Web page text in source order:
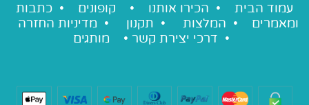
עמוד הבית • הכירו אותנו • קופונים • כתבות
ומאמרים • המלצות • תקנון • מדיניות החזרה
• דרכי יצירת קשר • מותגים